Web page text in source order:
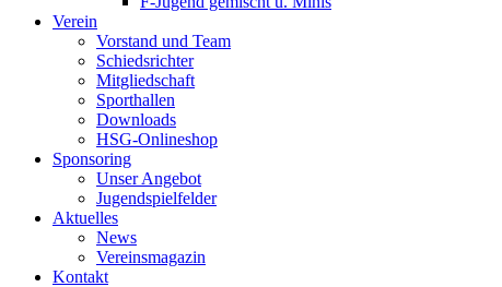
Verein
Vorstand und Team
Schiedsrichter
Mitgliedschaft
Sporthallen
Downloads
HSG-Onlineshop
Sponsoring
Unser Angebot
Jugendspielfelder
Aktuelles
News
Vereinsmagazin
Kontakt